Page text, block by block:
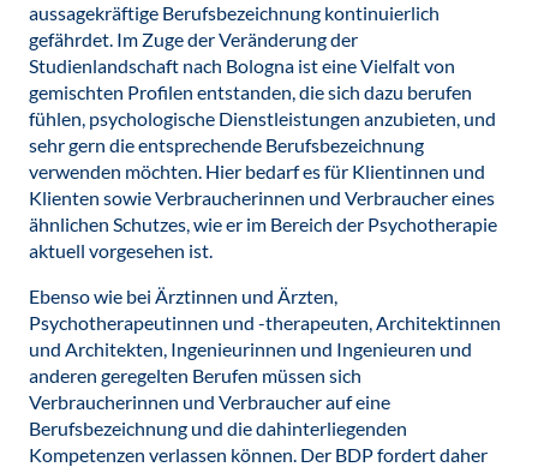
aussagekräftige Berufsbezeichnung kontinuierlich
gefährdet. Im Zuge der Veränderung der
Studienlandschaft nach Bologna ist eine Vielfalt von
gemischten Profilen entstanden, die sich dazu berufen
fühlen, psychologische Dienstleistungen anzubieten, und
sehr gern die entsprechende Berufsbezeichnung
verwenden möchten. Hier bedarf es für Klientinnen und
Klienten sowie Verbraucherinnen und Verbraucher eines
ähnlichen Schutzes, wie er im Bereich der Psychotherapie
aktuell vorgesehen ist.
Ebenso wie bei Ärztinnen und Ärzten,
Psychotherapeutinnen und -therapeuten, Architektinnen
und Architekten, Ingenieurinnen und Ingenieuren und
anderen geregelten Berufen müssen sich
Verbraucherinnen und Verbraucher auf eine
Berufsbezeichnung und die dahinterliegenden
Kompetenzen verlassen können. Der BDP fordert daher